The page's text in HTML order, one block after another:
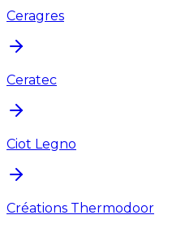
Ceragres
Ceratec
Ciot Legno
Créations Thermodoor